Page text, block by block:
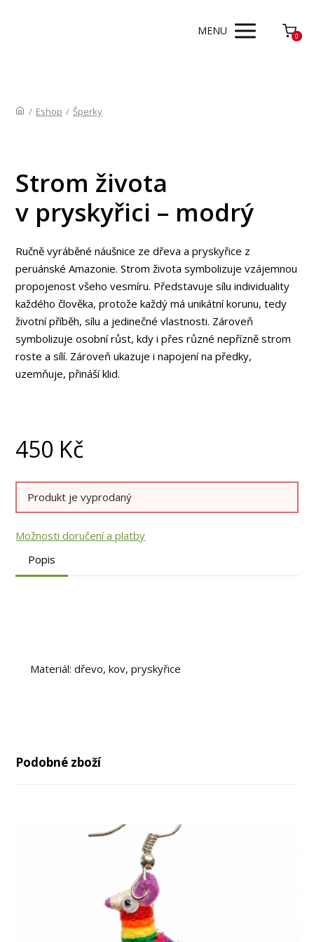
MENU 0
/ Eshop / Šperky
Strom života
v pryskyřici – modrý
Ručně vyráběné náušnice ze dřeva a pryskyřice z
peruánské Amazonie. Strom života symbolizuje vzájemnou
propojenost všeho vesmíru. Představuje sílu individuality
každého člověka, protože každý má unikátní korunu, tedy
životní příběh, sílu a jedinečné vlastnosti. Zároveň
symbolizuje osobní růst, kdy i přes různé nepřízně strom
roste a sílí. Zároveň ukazuje i napojení na předky,
uzemňuje, přináší klid.
450 Kč
Produkt je vyprodaný
Možnosti doručení a platby
Popis
Materiál: dřevo, kov, pryskyřice
Podobné zboží